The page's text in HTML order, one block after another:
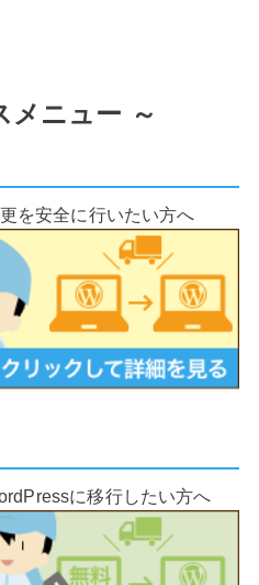
メニュー ～
を安全に行いたい方へ
に移行したい方へ